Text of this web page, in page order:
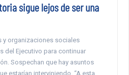
sigue lejos de ser una
y organizaciones sociales
del Ejecutivo para continuar
Sospechan que hay asuntos
estarían interviniendo. “A esta